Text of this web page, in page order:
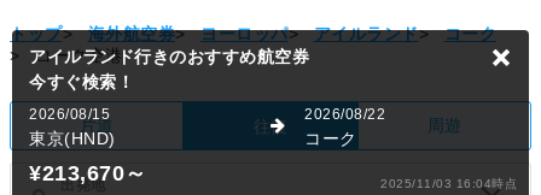
トップ> 海外航空券> ヨーロッパ> アイルランド>
コーク
>
コーク空港
片道 往復 周遊
出発地
アイルランド行きのおすすめ航空券
今すぐ検索！
2026/08/15
東京(HND)
2026/08/22
コーク
¥213,670～ 2025/11/03 16:04時点